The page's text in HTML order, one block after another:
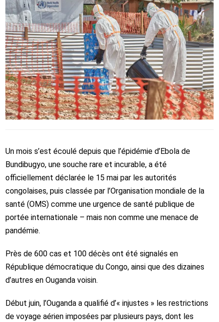
Un mois s’est écoulé depuis que l’épidémie d’Ebola de
Bundibugyo, une souche rare et incurable, a été
officiellement déclarée le 15 mai par les autorités
congolaises, puis classée par l’Organisation mondiale de la
santé (OMS) comme une urgence de santé publique de
portée internationale – mais non comme une menace de
pandémie.
Près de 600 cas et 100 décès ont été signalés en
République démocratique du Congo, ainsi que des dizaines
d’autres en Ouganda voisin.
Début juin, l’Ouganda a qualifié d’« injustes » les restrictions
de voyage aérien imposées par plusieurs pays, dont les